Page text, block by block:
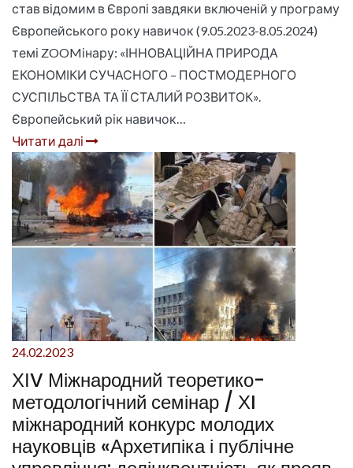
став відомим в Європі завдяки включеній у програму
Європейського року навичок (9.05.2023-8.05.2024)
темі ZOOMінару: «ІННОВАЦІЙНА ПРИРОДА
ЕКОНОМІКИ СУЧАСНОГО – ПОСТМОДЕРНОГО
СУСПІЛЬСТВА ТА ЇЇ СТАЛИЙ РОЗВИТОК».
Європейський рік навичок…
Читати далі
24.02.2023
ХІV Міжнародний теоретико-
методологічний семінар / ХI
міжнародний конкурс молодих
науковців «Архетипіка і публічне